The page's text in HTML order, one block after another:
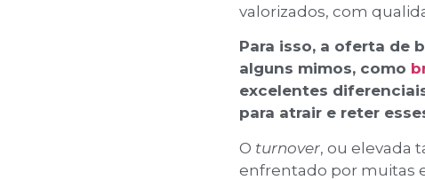
valorizados, com
Para isso, a oferta de
alguns mimos, como
excelentes
para atrair e reter
O turnover, ou elevada
enfrentado por muitas